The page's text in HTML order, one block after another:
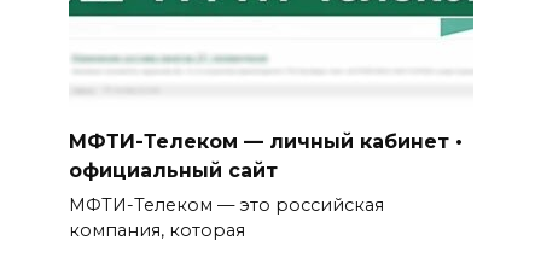
МФТИ-Телеком — личный кабинет •
официальный сайт
МФТИ-Телеком — это российская
компания, которая